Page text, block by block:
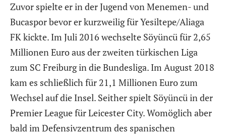
Zuvor spielte er in der Jugend von Menemen- und
Bucaspor bevor er kurzweilig für Yesiltepe/Aliaga
FK kickte. Im Juli 2016 wechselte Söyüncü für 2,65
Millionen Euro aus der zweiten türkischen Liga
zum SC Freiburg in die Bundesliga. Im August 2018
kam es schließlich für 21,1 Millionen Euro zum
Wechsel auf die Insel. Seither spielt Söyüncü in der
Premier League für Leicester City. Womöglich aber
bald im Defensivzentrum des spanischen